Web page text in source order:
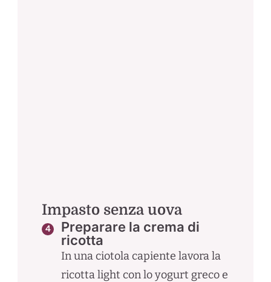
Impasto senza uova
Preparare la crema di
ricotta
In una ciotola capiente lavora la
ricotta light con lo yogurt greco e